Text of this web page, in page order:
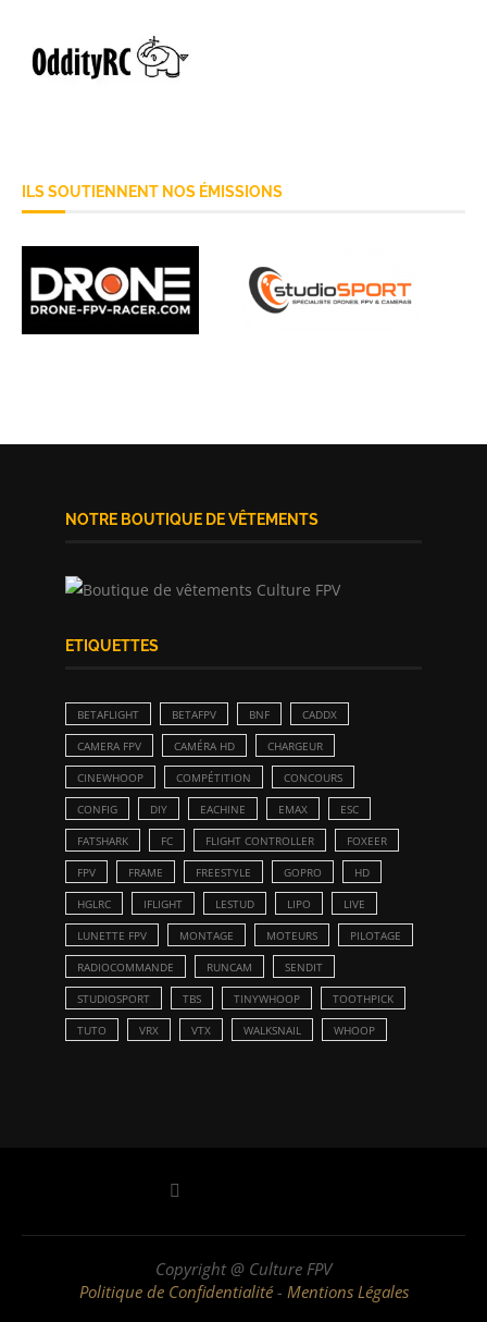
ILS SOUTIENNENT NOS ÉMISSIONS
NOTRE BOUTIQUE DE VÊTEMENTS
ETIQUETTES
BETAFLIGHT BETAFPV BNF CADDX
CAMERA FPV CAMÉRA HD CHARGEUR
CINEWHOOP COMPÉTITION CONCOURS
CONFIG DIY EACHINE EMAX ESC
FATSHARK FC FLIGHT CONTROLLER FOXEER
FPV FRAME FREESTYLE GOPRO HD
HGLRC IFLIGHT LESTUD LIPO LIVE
LUNETTE FPV MONTAGE MOTEURS PILOTAGE
RADIOCOMMANDE RUNCAM SENDIT
STUDIOSPORT TBS TINYWHOOP TOOTHPICK
TUTO VRX VTX WALKSNAIL WHOOP
Copyright @ Culture FPV
Politique de Confidentialité- Mentions Légales